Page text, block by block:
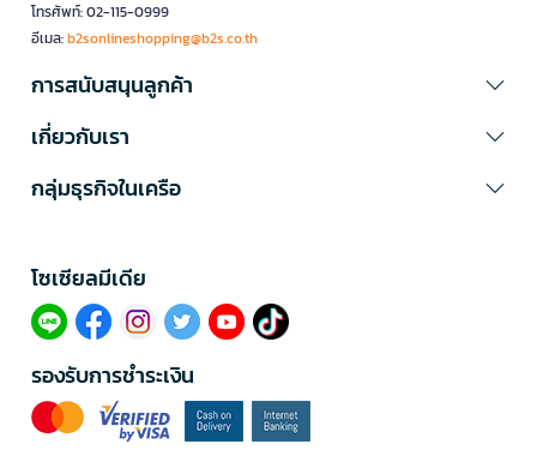
โทรศัพท์: 02-115-0999
อีเมล:b2sonlineshopping@b2s.co.th
การสนับสนุนลูกค้า
เกี่ยวกับเรา
กลุ่มธุรกิจในเครือ
โซเซียลมีเดีย​
รองรับการชำระเงิน